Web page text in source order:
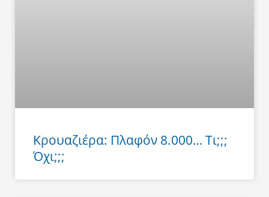
Κρουαζιέρα: Πλαφόν 8.000… Τι;;;
Όχι;;;